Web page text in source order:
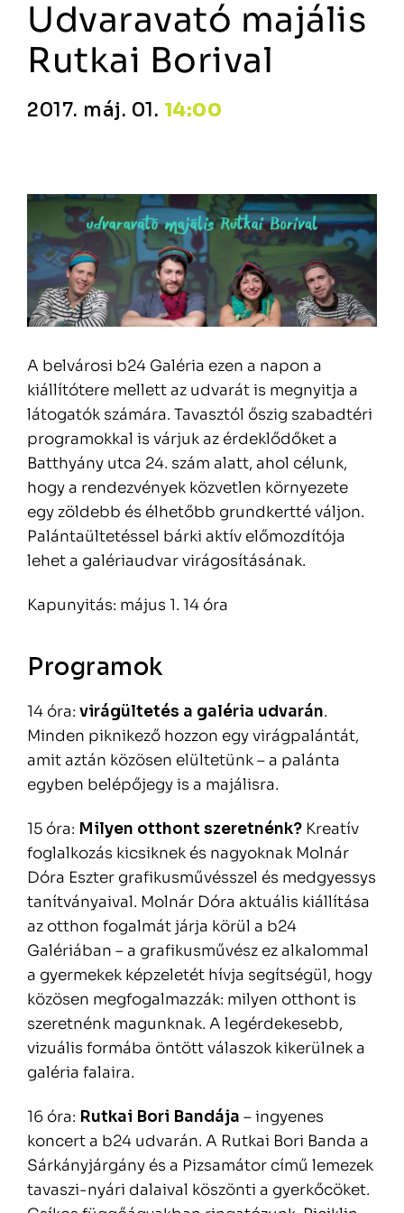
Udvaravató majális
Rutkai Borival
2017. máj. 01. 14:00
A belvárosi b24 Galéria ezen a napon a
kiállítótere mellett az udvarát is megnyitja a
látogatók számára. Tavasztól őszig szabadtéri
programokkal is várjuk az érdeklődőket a
Batthyány utca 24. szám alatt, ahol célunk,
hogy a rendezvények közvetlen környezete
egy zöldebb és élhetőbb grundkertté váljon.
Palántaültetéssel bárki aktív előmozdítója
lehet a galériaudvar virágosításának.
Kapunyitás: május 1. 14 óra
Programok
14 óra: virágültetés a galéria udvarán.
Minden piknikező hozzon egy virágpalántát,
amit aztán közösen elültetünk – a palánta
egyben belépőjegy is a majálisra.
15 óra: Milyen otthont szeretnénk? Kreatív
foglalkozás kicsiknek és nagyoknak Molnár
Dóra Eszter grafikusművésszel és medgyessys
tanítványaival. Molnár Dóra aktuális kiállítása
az otthon fogalmát járja körül a b24
Galériában – a grafikusművész ez alkalommal
a gyermekek képzeletét hívja segítségül, hogy
közösen megfogalmazzák: milyen otthont is
szeretnénk magunknak. A legérdekesebb,
vizuális formába öntött válaszok kikerülnek a
galéria falaira.
16 óra: Rutkai Bori Bandája – ingyenes
koncert a b24 udvarán. A Rutkai Bori Banda a
Sárkányjárgány és a Pizsamátor című lemezek
tavaszi-nyári dalaival köszönti a gyerkőcöket.